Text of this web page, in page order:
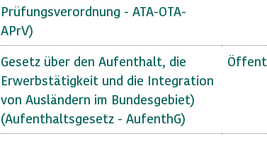
Prüfungsverordnung - ATA-OTA-
APrV)
Gesetz über den Aufenthalt, die
Erwerbstätigkeit und die Integration
von Ausländern im Bundesgebiet)
(Aufenthaltsgesetz - AufenthG)